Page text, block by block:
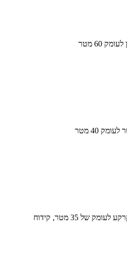
וורבורג 1-5 קרית חיים, קידוחי קרקע לעומק של 35 מטר, קידוח